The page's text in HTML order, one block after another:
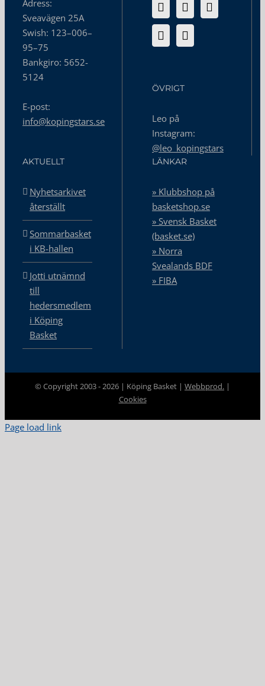
Adress:
Sveavägen 25A
Swish: 123–006–
95–75
Bankgiro: 5652-
5124
E-post:
info@kopingstars.se
ÖVRIGT
Leo på
Instagram:
@leo_kopingstars
AKTUELLT
Nyhetsarkivet
återställt
Sommarbasket
i KB-hallen
Jotti utnämnd
till
hedersmedlem
i Köping
Basket
LÄNKAR
» Klubbshop på
basketshop.se
» Svensk Basket
(basket.se)
» Norra
Svealands BDF
» FIBA
© Copyright 2003 -2026 | Köping Basket | Webbprod. |
Cookies
Page load link